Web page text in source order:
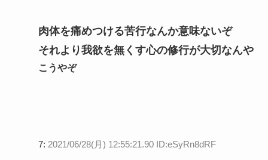
肉体を痛めつける苦行なんか意味ないぞ
それより我欲を無くす心の修行が大切なんや
こうやぞ
7: 2021/06/28(月) 12:55:21.90 ID:eSyRn8dRF